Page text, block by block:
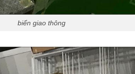
biển giao thông